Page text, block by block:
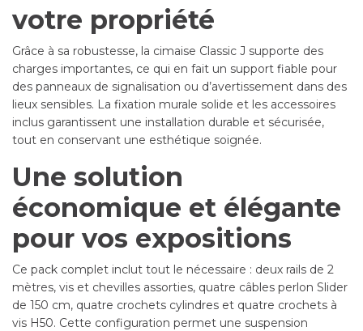
votre propriété
Grâce à sa robustesse, la cimaise Classic J supporte des
charges importantes, ce qui en fait un support fiable pour
des panneaux de signalisation ou d’avertissement dans des
lieux sensibles. La fixation murale solide et les accessoires
inclus garantissent une installation durable et sécurisée,
tout en conservant une esthétique soignée.
Une solution
économique et élégante
pour vos expositions
Ce pack complet inclut tout le nécessaire : deux rails de 2
mètres, vis et chevilles assorties, quatre câbles perlon Slider
de 150 cm, quatre crochets cylindres et quatre crochets à
vis H50. Cette configuration permet une suspension